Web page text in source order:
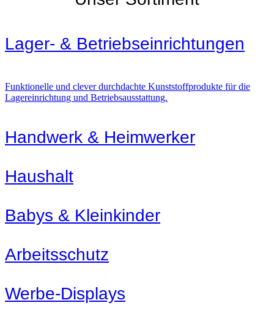
Lager- & Betriebs­einrichtungen
Funktionelle und clever durchdachte Kunststoffprodukte für die
Lagereinrichtung und Betriebsausstattung.
Handwerk & Heimwerker
Haushalt
Babys & Kleinkinder
Arbeitsschutz
Werbe-Displays